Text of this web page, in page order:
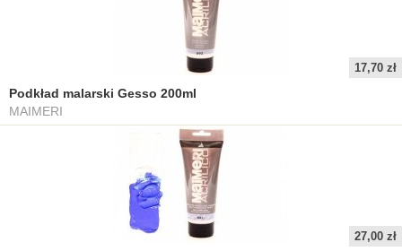
17,70 zł
Podkład malarski Gesso 200ml
MAIMERI
27,00 zł